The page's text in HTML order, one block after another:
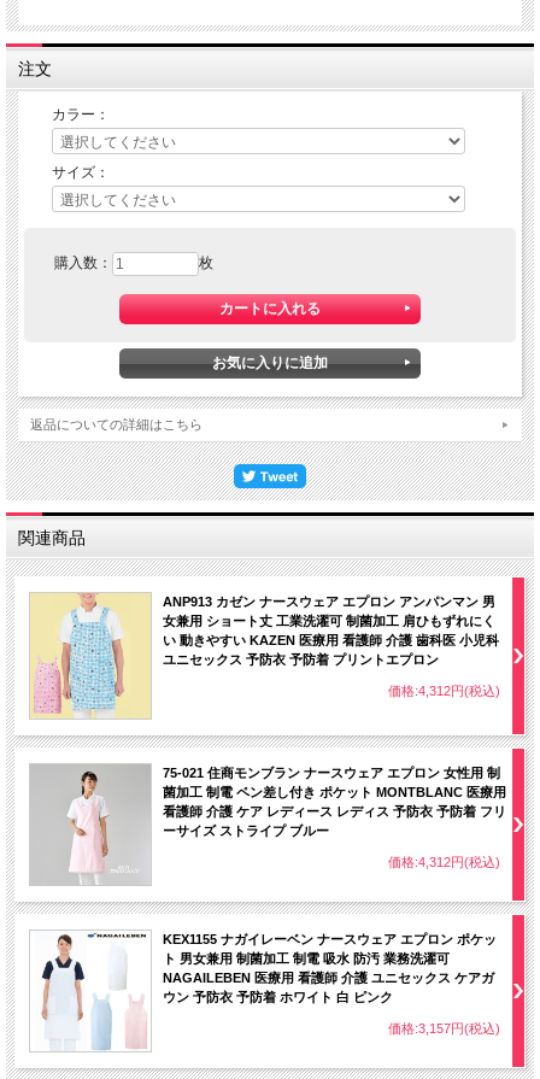
注文
カラー：
サイズ：
購入数： 枚
返品についての詳細はこちら
関連商品
ANP913 カゼン ナースウェア エプロン アンパンマン 男
女兼用 ショート丈 工業洗濯可 制菌加工 肩ひもずれにく
い 動きやすい KAZEN 医療用 看護師 介護 歯科医 小児科
ユニセックス 予防衣 予防着 プリントエプロン
価格:4,312円(税込)
75-021 住商モンブラン ナースウェア エプロン 女性用 制
菌加工 制電 ペン差し付き ポケット MONTBLANC 医療用
看護師 介護 ケア レディース レディス 予防衣 予防着 フリ
ーサイズ ストライプ ブルー
価格:4,312円(税込)
KEX1155 ナガイレーベン ナースウェア エプロン ポケッ
ト 男女兼用 制菌加工 制電 吸水 防汚 業務洗濯可
NAGAILEBEN 医療用 看護師 介護 ユニセックス ケアガ
ウン 予防衣 予防着 ホワイト 白 ピンク
価格:3,157円(税込)